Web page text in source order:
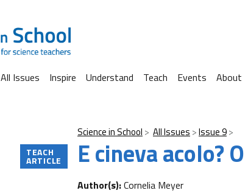
All Issues Inspire Understand Teach Events About
Science in School All Issues Issue 9
E cineva acolo?
TEACH
ARTICLE
Author(s):Cornelia Meyer